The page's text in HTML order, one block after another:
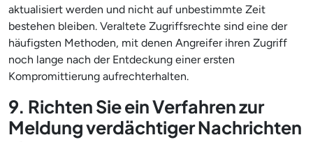
aktualisiert werden und nicht auf unbestimmte Zeit
bestehen bleiben. Veraltete Zugriffsrechte sind eine der
häufigsten Methoden, mit denen Angreifer ihren Zugriff
noch lange nach der Entdeckung einer ersten
Kompromittierung aufrechterhalten.
9. Richten Sie ein Verfahren zur
Meldung verdächtiger Nachrichten